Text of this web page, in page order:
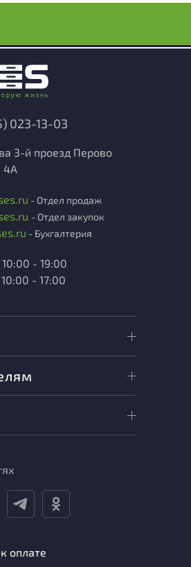
023-13-03
3-й проезд Перово
4А
- Отдел продаж
- Отдел закупок
- Бухгалтерия
10:00 - 19:00
10:00 - 17:00
оплате